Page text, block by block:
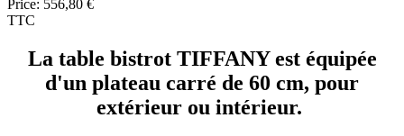
Price: 556,80 €
TTC
La table bistrot TIFFANY est équipée
d'un plateau carré de 60 cm, pour
extérieur ou intérieur.